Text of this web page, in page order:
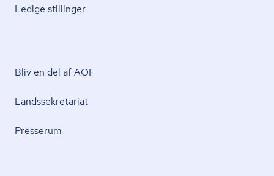
Ledige stillinger
Bliv en del af AOF
Lands­se­kre­ta­ri­at
Presserum